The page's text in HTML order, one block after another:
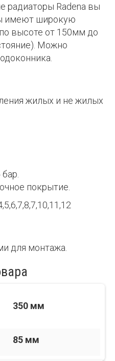
радиаторы Radena вы
имеют широкую
высоте от 150мм до
Можно
жилых и не жилых
покрытие.
для монтажа.
350 мм
85 мм